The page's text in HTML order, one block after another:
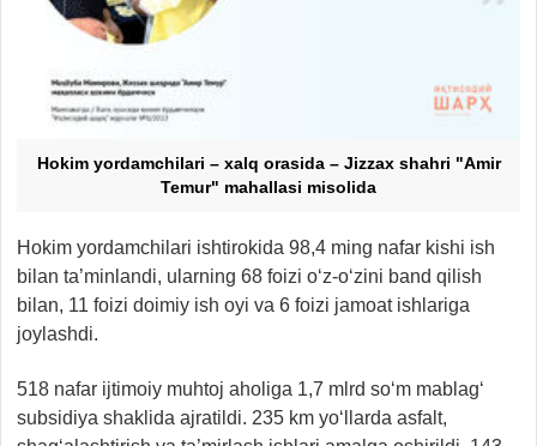
Hokim yordamchilari – xalq orasida – Jizzax shahri "Amir
Temur" mahallasi misolida
Hokim yordamchilari ishtirokida 98,4 ming nafar kishi ish
bilan ta’minlandi, ularning 68 foizi o‘z-o‘zini band qilish
bilan, 11 foizi doimiy ish oyi va 6 foizi jamoat ishlariga
joylashdi.
518 nafar ijtimoiy muhtoj aholiga 1,7 mlrd so‘m mablag‘
subsidiya shaklida ajratildi. 235 km yo‘llarda asfalt,